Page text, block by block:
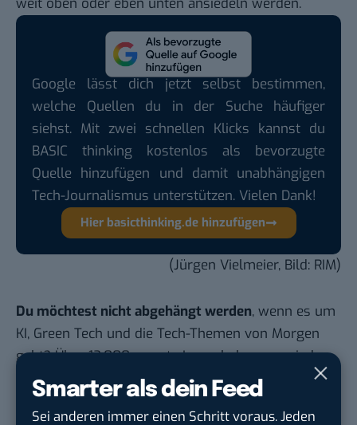
Smarter als dein Feed
Sei anderen immer einen Schritt voraus. Jeden
weit oben oder eben unten ansiedeln werden.
Google lässt dich jetzt selbst bestimmen,
welche Quellen du in der Suche häufiger
siehst. Mit zwei schnellen Klicks kannst du
BASIC thinking kostenlos als bevorzugte
Quelle hinzufügen und damit unabhängigen
Tech-Journalismus unterstützen. Vielen Dank!
Hier basicthinking.de hinzufügen
(Jürgen Vielmeier, Bild: RIM)
Du möchtest nicht abgehängt werden, wenn es um
KI, Green Tech und die Tech-Themen von Morgen
geht? Über 12.000 smarte Leser bekommen jeden
Tag UPDATE, unser Tech-Briefing mit den
wichtigsten News des Tages – und sichern sich